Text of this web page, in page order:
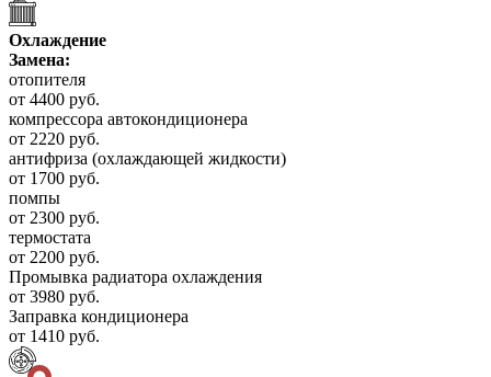
Охлаждение
Замена:
отопителя
от 4400 руб.
компрессора автокондиционера
от 2220 руб.
антифриза (охлаждающей жидкости)
от 1700 руб.
помпы
от 2300 руб.
термостата
от 2200 руб.
Промывка радиатора охлаждения
от 3980 руб.
Заправка кондиционера
от 1410 руб.